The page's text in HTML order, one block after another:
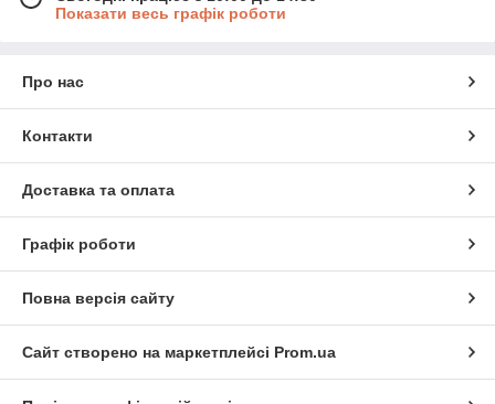
Показати весь графік роботи
Про нас
Контакти
Доставка та оплата
Графік роботи
Повна версія сайту
Сайт створено на маркетплейсі Prom.ua